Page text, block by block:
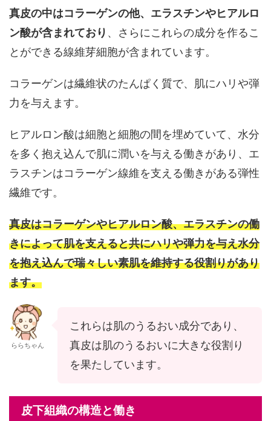
真皮の中はコラーゲンの他、エラスチンやヒアルロ
ン酸が含まれており 、さらにこれらの成分を作るこ
とができる線維芽細胞が含まれています。
コラーゲンは繊維状のたんぱく質で、肌にハリや弾
力を与えます。
ヒアルロン酸は細胞と細胞の間を埋めていて、水分
を多く抱え込んで肌に潤いを与える働きがあり、エ
ラスチンはコラーゲン線維を支える働きがある弾性
繊維です。
真皮はコラーゲンやヒアルロン酸、エラスチンの働
きによって肌を支えると共にハリや弾力を与え水分
を抱え込んで瑞々しい素肌を維持する役割りがあり
ます。
ららちゃん
これらは肌のうるおい成分であり、
真皮は肌のうるおいに大きな役割り
を果たしています。
皮下組織の構造と働き